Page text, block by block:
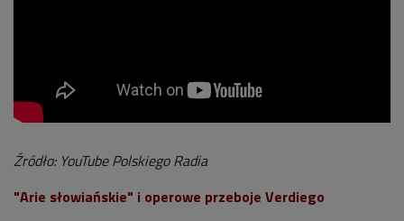
Źródło: YouTube Polskiego Radia
"Arie słowiańskie" i operowe przeboje Verdiego